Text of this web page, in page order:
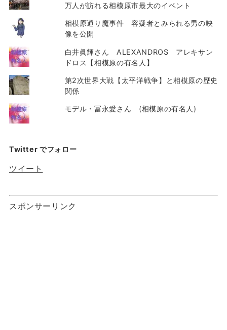
万人が訪れる相模原市最大のイベント
相模原通り魔事件 容疑者とみられる男の映
像を公開
白井眞輝さん ALEXANDROS アレキサン
ドロス【相模原の有名人】
第2次世界大戦【太平洋戦争】と相模原の歴史
関係
モデル・冨永愛さん (相模原の有名人)
Twitter でフォロー
ツイート
スポンサーリンク